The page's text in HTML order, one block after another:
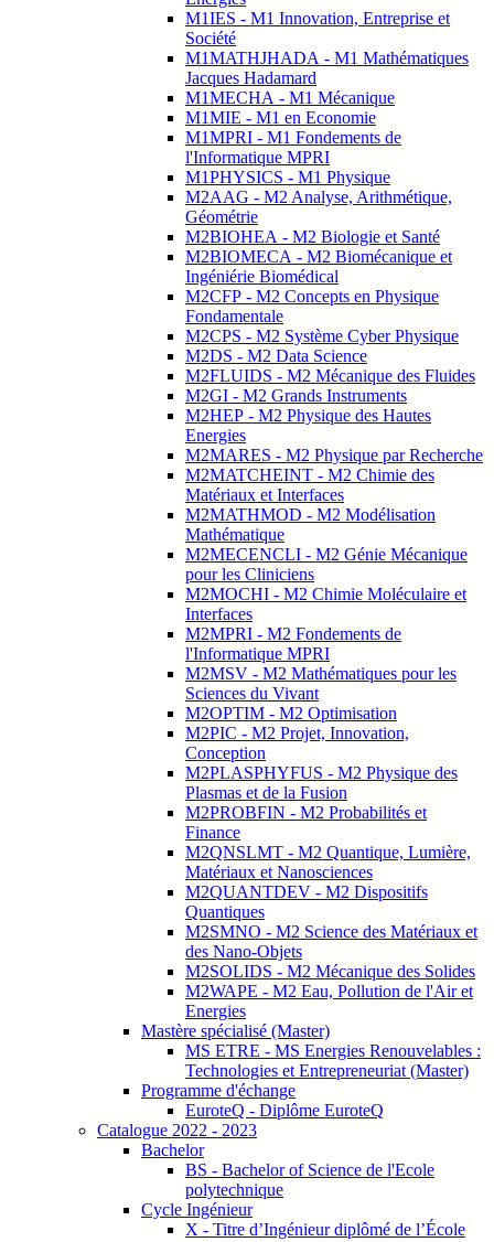
M1IES - M1 Innovation, Entreprise et
Société
M1MATHJHADA - M1 Mathématiques
Jacques Hadamard
M1MECHA - M1 Mécanique
M1MIE - M1 en Economie
M1MPRI - M1 Fondements de
l'Informatique MPRI
M1PHYSICS - M1 Physique
M2AAG - M2 Analyse, Arithmétique,
Géométrie
M2BIOHEA - M2 Biologie et Santé
M2BIOMECA - M2 Biomécanique et
Ingéniérie Biomédical
M2CFP - M2 Concepts en Physique
Fondamentale
M2CPS - M2 Système Cyber Physique
M2DS - M2 Data Science
M2FLUIDS - M2 Mécanique des Fluides
M2GI - M2 Grands Instruments
M2HEP - M2 Physique des Hautes
Energies
M2MARES - M2 Physique par Recherche
M2MATCHEINT - M2 Chimie des
Matériaux et Interfaces
M2MATHMOD - M2 Modélisation
Mathématique
M2MECENCLI - M2 Génie Mécanique
pour les Cliniciens
M2MOCHI - M2 Chimie Moléculaire et
Interfaces
M2MPRI - M2 Fondements de
l'Informatique MPRI
M2MSV - M2 Mathématiques pour les
Sciences du Vivant
M2OPTIM - M2 Optimisation
M2PIC - M2 Projet, Innovation,
Conception
M2PLASPHYFUS - M2 Physique des
Plasmas et de la Fusion
M2PROBFIN - M2 Probabilités et
Finance
M2QNSLMT - M2 Quantique, Lumière,
Matériaux et Nanosciences
M2QUANTDEV - M2 Dispositifs
Quantiques
M2SMNO - M2 Science des Matériaux et
des Nano-Objets
M2SOLIDS - M2 Mécanique des Solides
M2WAPE - M2 Eau, Pollution de l'Air et
Energies
Mastère spécialisé (Master)
MS ETRE - MS Energies Renouvelables :
Technologies et Entrepreneuriat (Master)
Programme d'échange
EuroteQ - Diplôme EuroteQ
Catalogue 2022 - 2023
Bachelor
BS - Bachelor of Science de l'Ecole
polytechnique
Cycle Ingénieur
X - Titre d’Ingénieur diplômé de l’École